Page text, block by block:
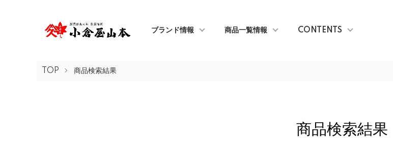
ブランド情報 商品一覧情報 CONTENTS
TOP 商品検索結果
商品検索結果